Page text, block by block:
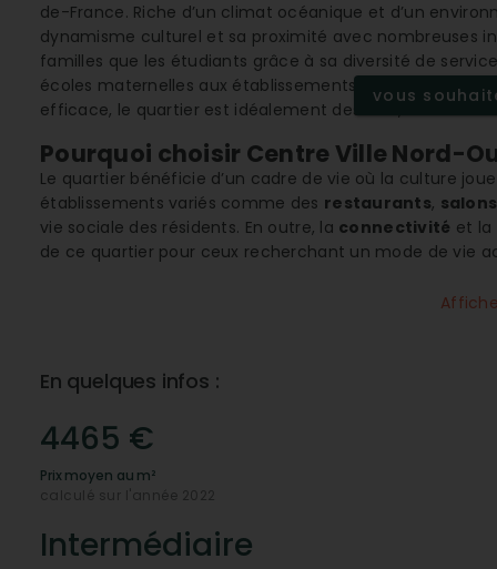
de-France. Riche d’un climat océanique et d’un
dynamisme culturel et sa proximité avec nombreuses
familles que les étudiants grâce à sa diversité de
écoles maternelles aux établissements
efficace, le quartier est idéalement desservi, facilitant
vous
Pourquoi choisir Centre Ville Nord-
Le quartier bénéficie d’un cadre de vie où la culture
établissements variés comme des restaurants,
vie sociale des résidents. En outre, la connectivité et
de ce quartier pour ceux recherchant un mode de vie
Un quartier où l'accès aux
rapide et aisé aux soins.
La sécurité, une priorité dans le
aux résidents. Ce niveau de sécurité contribue à la
propices à la détente et aux loisirs en
Comment le marché immobilier y
En quelques infos :
4465 €
Prix moyen au m²
calculé sur l'année 2022
Intermédiaire